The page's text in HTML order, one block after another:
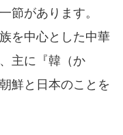
節があります。
を中心とした中華
主に『韓（か
鮮と日本のことを